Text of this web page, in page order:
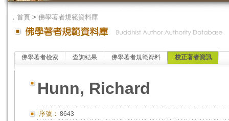
． 首頁 > 佛學著者規範資料庫
佛學著者檢索 查詢結果 佛學著者規範資料 校正著者資訊
Hunn, Richard
序號： 8643